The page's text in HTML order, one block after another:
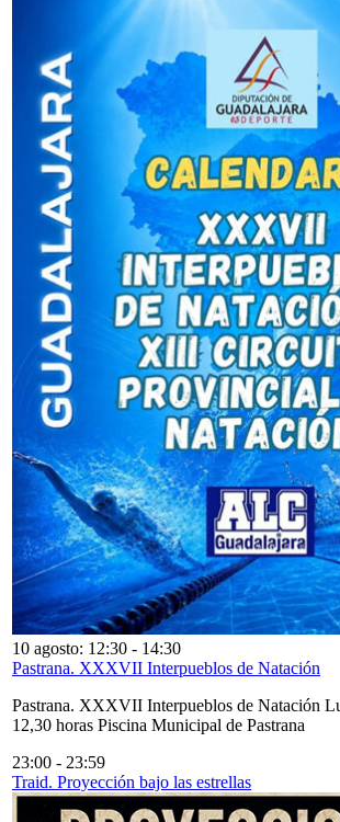
10 agosto: 12:30 - 14:30
Pastrana. XXXVII Interpueblos de Natación
Pastrana. XXXVII Interpueblos de Natación
12,30 horas Piscina Municipal de Pastrana
23:00 - 23:59
Traid. Proyección bajo las estrellas